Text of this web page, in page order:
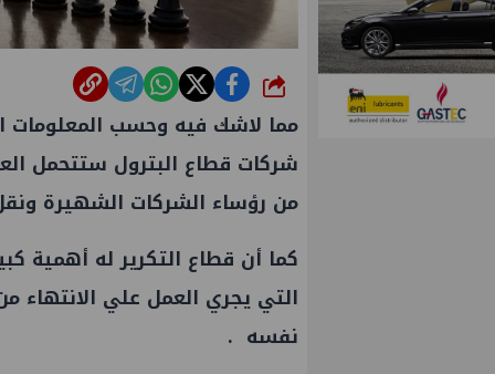
شارك
مما لاشك فيه وحسب المعلومات
شركات قطاع البترول ستتحمل
من رؤساء الشركات الشهيرة
كما أن قطاع التكرير له أهمية
التي يجري العمل علي الانتهاء
نفسه .